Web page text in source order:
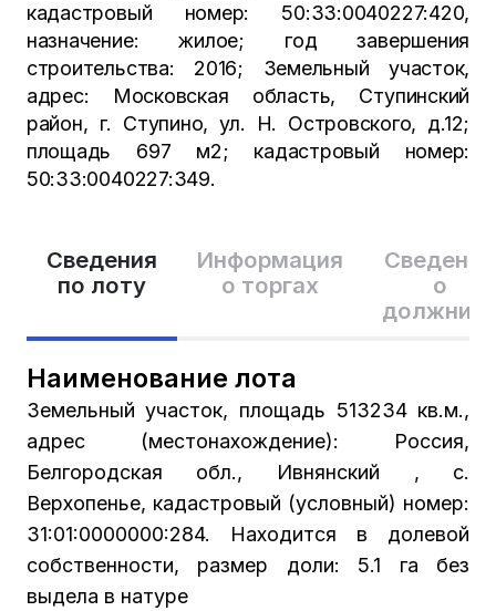
Сведения
по лоту
Информация
о торгах
Сведения
о
Наименование лота
Земельный участок, площадь 513234 кв.м.,
адрес (местонахождение): Россия,
Белгородская обл., Ивнянский , с.
Верхопенье, кадастровый (условный) номер:
31:01:0000000:284. Находится в долевой
собственности, размер доли: 5.1 га без
выдела в натуре
кадастровый номер: 50:33:0040227:420,
назначение: жилое; год завершения
строительства: 2016; Земельный участок,
адрес: Московская область, Ступинский
район, г. Ступино, ул. Н. Островского, д.12;
площадь 697 м2; кадастровый номер:
50:33:0040227:349.